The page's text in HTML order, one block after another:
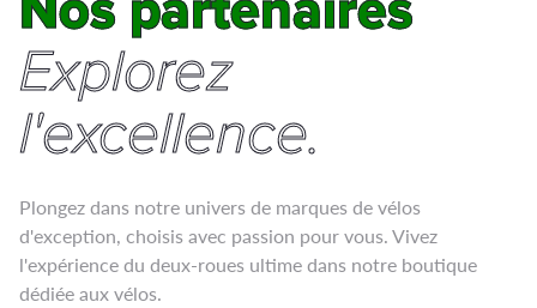
Explorez
l'excellence.
Plongez dans notre univers de marques de vélos
d'exception, choisis avec passion pour vous. Vivez
l'expérience du deux-roues ultime dans notre boutique
dédiée aux vélos.